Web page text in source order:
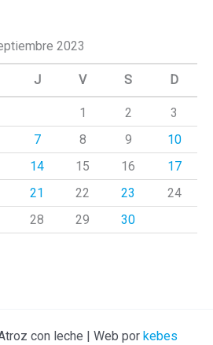
2023
J V S D
1 2
3
7 8 9
10
14 15 16
17
21 22 23
24
28 29 30
con leche | Web por kebes